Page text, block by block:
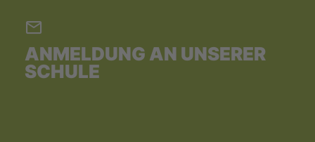
ANMELDUNG AN UNSERER
SCHULE